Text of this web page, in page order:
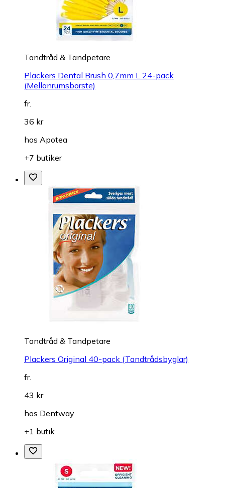
Tandtråd & Tandpetare
Plackers Dental Brush 0,7mm L 24-pack
(Mellanrumsborste)
fr.
36 kr
hos Apotea
+7 butiker
Tandtråd & Tandpetare
Plackers Original 40-pack (Tandtrådsbyglar)
fr.
43 kr
hos Dentway
+1 butik